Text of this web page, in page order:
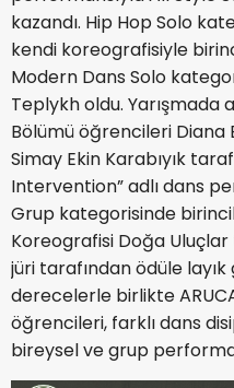
kazandı. Hip Hop Solo
kendi koreografisiyle
Modern Dans Solo
Teplykh oldu. Yarışmada
Bölümü öğrencileri Diana
Simay Ekin Karabıyık
Intervention” adlı dans
Grup kategorisinde
Koreografisi Doğa
jüri tarafından ödüle layık
derecelerle birlikte
öğrencileri, farklı dans
bireysel ve grup